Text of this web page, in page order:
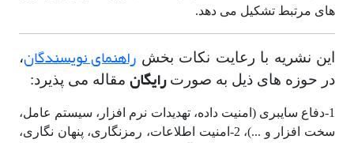
های مرتبط تشکیل می دهد.
این نشریه با رعایت نکات بخش راهنمای نویسندگان،
در حوزه های ذیل به صورترایگان مقاله می پذیرد:
1-دفاع سایبری (امنیت داده، تهدیدات نرم افزار، سیستم عامل،
سخت افزار و ...)، 2-امنیت اطلاعات، رمزنگاری، پنهان نگاری،